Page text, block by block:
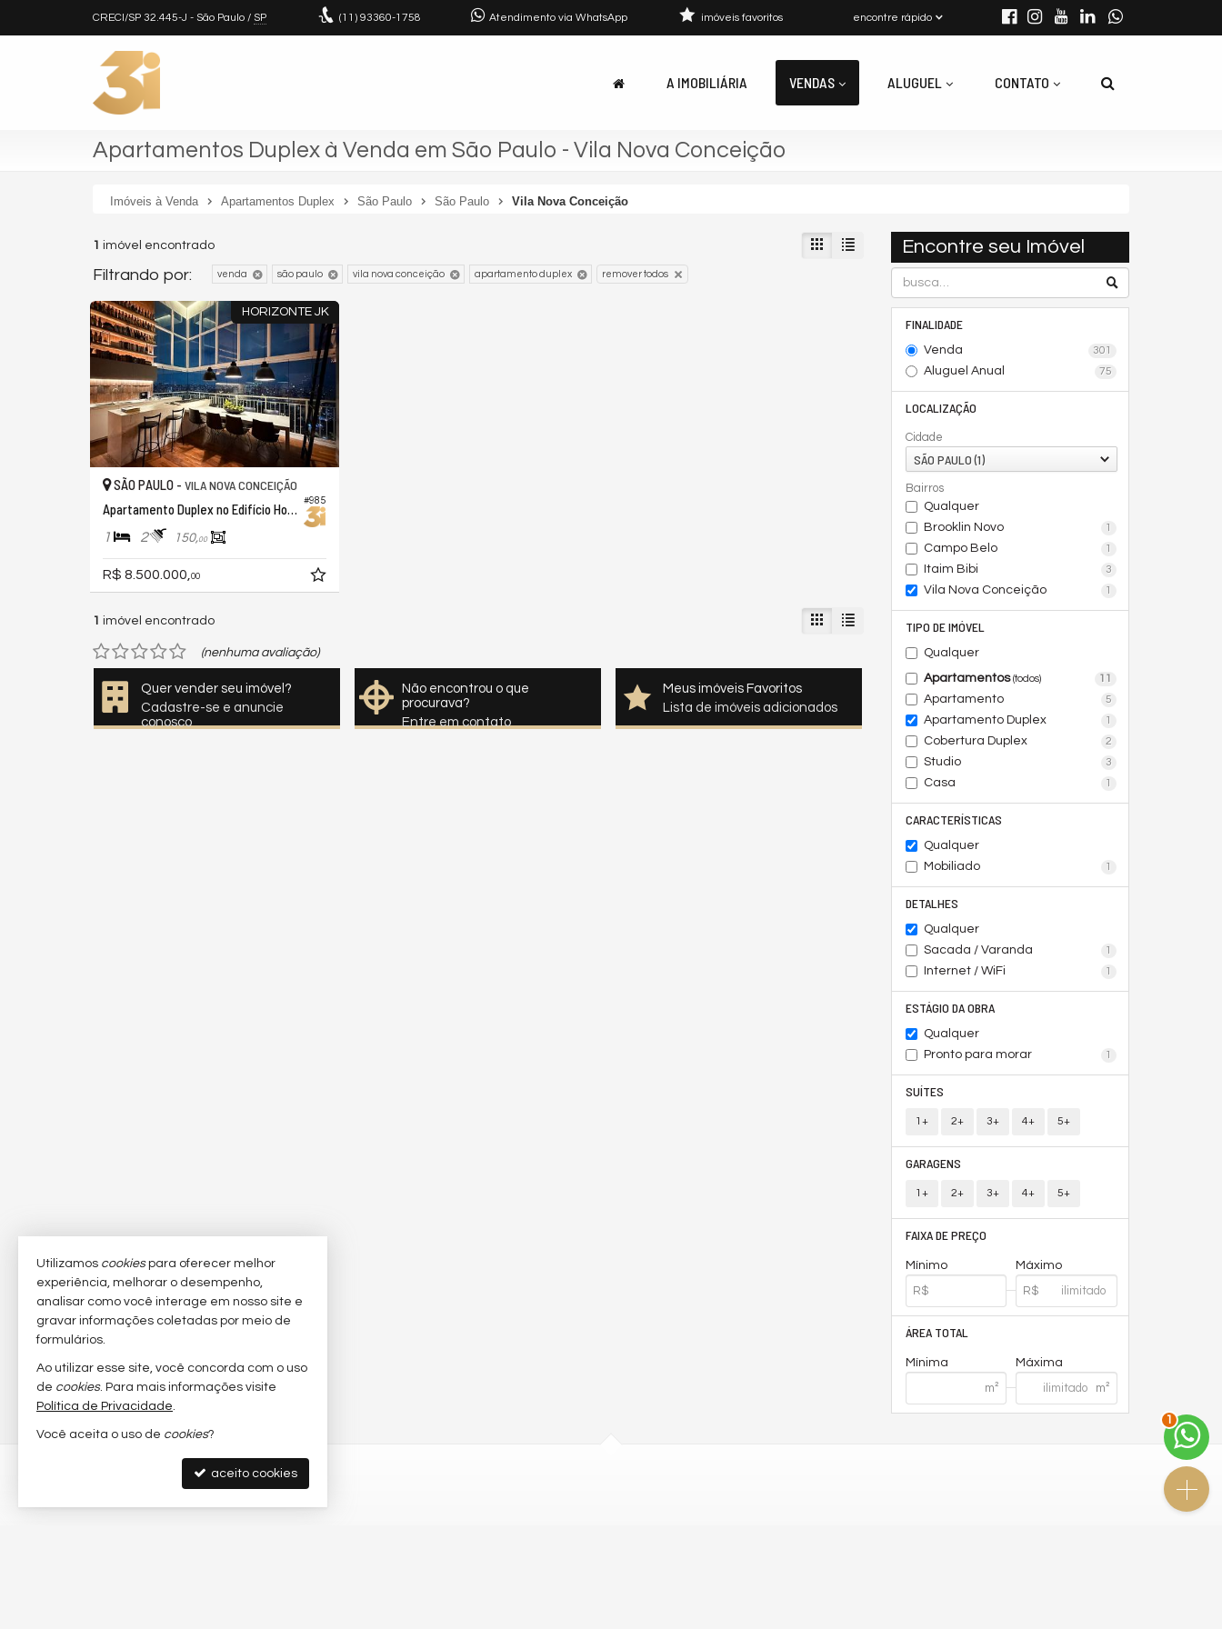
CRECI/SP 32.445-J - São Paulo / SP (11) 93360-1758 Atendimento via WhatsApp encontre rápido
imóveis favoritos
A IMOBILIÁRIA VENDAS ALUGUEL CONTATO
Apartamentos Duplex à Venda em São Paulo - Vila Nova Conceição
Imóveis à Venda Apartamentos Duplex São Paulo São Paulo Vila Nova Conceição
Encontre seu Imóvel
FINALIDADE
Venda 301
Aluguel Anual 75
LOCALIZAÇÃO
Cidade
SÃO PAULO (1)
Bairros
Qualquer
Brooklin Novo
1
Campo Belo 1
Itaim Bibi 3
Vila Nova Conceição 1
TIPO DE IMÓVEL
Qualquer
Apartamentos(todos) 11
Apartamento 5
Apartamento Duplex 1
Cobertura Duplex 2
Studio 3
Casa 1
CARACTERÍSTICAS
Qualquer
Mobiliado
1
DETALHES
Qualquer
Sacada / Varanda
1
Internet / WiFi 1
ESTÁGIO DA OBRA
Qualquer
Pronto para morar
1
SUÍTES
1+ 2+ 3+ 4+ 5+
GARAGENS
1+ 2+ 3+ 4+ 5+
FAIXA DE PREÇO
Mínimo Máximo
ÁREA TOTAL
Mínima Máxima
1 imóvel encontrado
Filtrando por: venda são paulo vila nova conceição apartamento duplex remover todos
HORIZONTE JK
#985
SÃO PAULO - VILA NOVA CONCEIÇÃO
Apartamento Duplex no Edifício Horizonte Jk
1 2 150,00
R$ 8.500.000, 00
1 imóvel encontrado
(nenhuma avaliação)
Quer vender seu imóvel?
Cadastre-se e anuncie
conosco
Não encontrou o que
procurava?
Entre em contato
Meus imóveis Favoritos
Lista de imóveis adicionados
2
Utilizamos cookiespara oferecer melhor
experiência, melhorar o desempenho,
analisar como você interage em nosso site e
gravar informações coletadas por meio de
formulários.
Ao utilizar esse site, você concorda com o uso
de cookies. Para mais informações visite
Política de Privacidade.
Você aceita o uso de cookies?
aceito cookies